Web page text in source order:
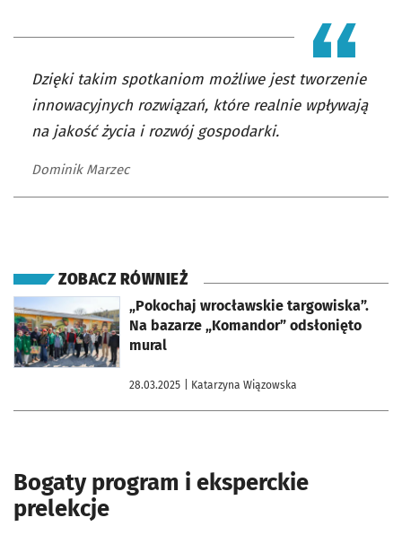
Dzięki takim spotkaniom możliwe jest tworzenie
innowacyjnych rozwiązań, które realnie wpływają
na jakość życia i rozwój gospodarki.
Dominik Marzec
ZOBACZ RÓWNIEŻ
„Pokochaj wrocławskie targowiska”.
Na bazarze „Komandor” odsłonięto
mural
28.03.2025 | Katarzyna Wiązowska
otworzy się w nowej karcie
Bogaty program i eksperckie
prelekcje